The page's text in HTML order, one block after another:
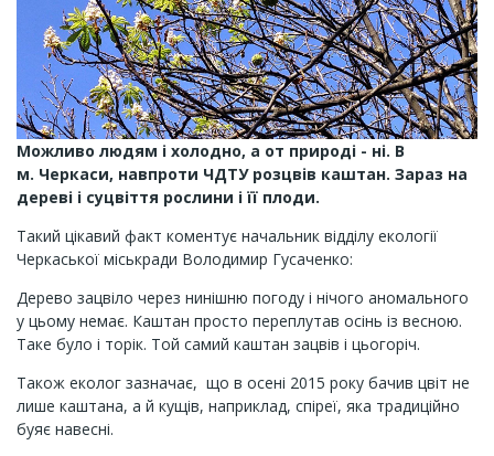
Можливо людям і холодно, а от природі - ні. В
м. Черкаси, навпроти ЧДТУ розцвів каштан. Зараз на
дереві і суцвіття рослини і її плоди.
Такий цікавий факт коментує начальник відділу екології
Черкаської міськради Володимир Гусаченко:
Дерево зацвіло через нинішню погоду і нічого аномального
у цьому немає. Каштан просто переплутав осінь із весною.
Таке було і торік. Той самий каштан зацвів і цьогоріч.
Також еколог зазначає, що в осені 2015 року бачив цвіт не
лише каштана, а й кущів, наприклад, спіреї, яка традиційно
буяє навесні.